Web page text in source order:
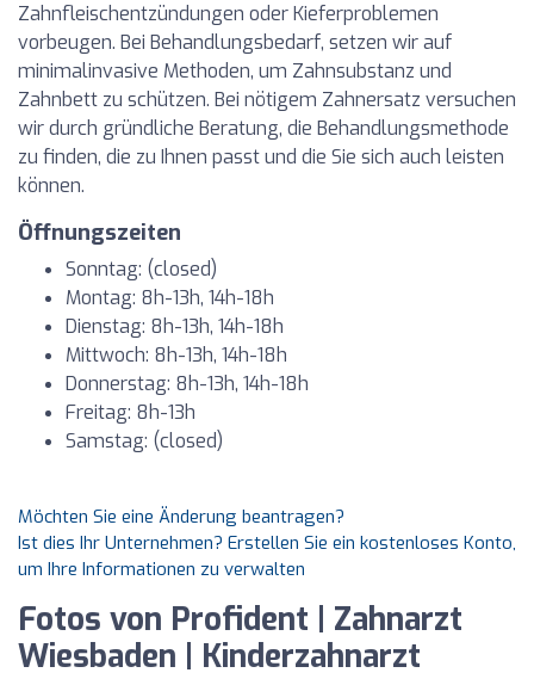
Zahnfleischentzündungen oder Kieferproblemen
vorbeugen. Bei Behandlungsbedarf, setzen wir auf
minimalinvasive Methoden, um Zahnsubstanz und
Zahnbett zu schützen. Bei nötigem Zahnersatz versuchen
wir durch gründliche Beratung, die Behandlungsmethode
zu finden, die zu Ihnen passt und die Sie sich auch leisten
können.
Öffnungszeiten
Sonntag: (closed)
Montag: 8h-13h, 14h-18h
Dienstag: 8h-13h, 14h-18h
Mittwoch: 8h-13h, 14h-18h
Donnerstag: 8h-13h, 14h-18h
Freitag: 8h-13h
Samstag: (closed)
Möchten Sie eine Änderung beantragen?
Ist dies Ihr Unternehmen? Erstellen Sie ein kostenloses Konto,
um Ihre Informationen zu verwalten
Fotos von Profident | Zahnarzt
Wiesbaden | Kinderzahnarzt